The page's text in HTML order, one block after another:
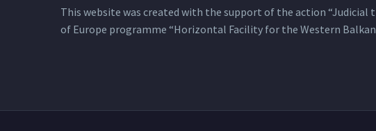
This website was created with the support of the action
of Europe programme “Horizontal Facility for the Western